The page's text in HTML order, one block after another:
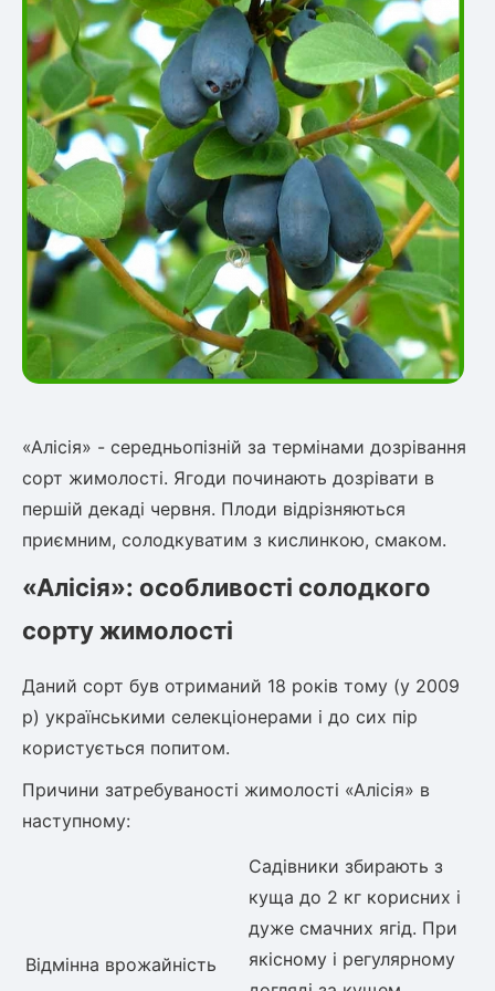
троянди)
«Алісія» - середньопізній за термінами дозрівання
сорт жимолості. Ягоди починають дозрівати в
першій декаді червня. Плоди відрізняються
приємним, солодкуватим з кислинкою, смаком.
«Алісія»: особливості солодкого
сорту жимолості
Даний сорт був отриманий 18 років тому (у 2009
р) українськими селекціонерами і до сих пір
користується попитом.
Причини затребуваності жимолості «Алісія» в
наступному:
Відмінна врожайність
Садівники збирають з
куща до 2 кг корисних і
дуже смачних ягід. При
якісному і регулярному